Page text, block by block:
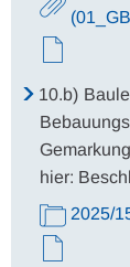
10.b)
hier:
2025/